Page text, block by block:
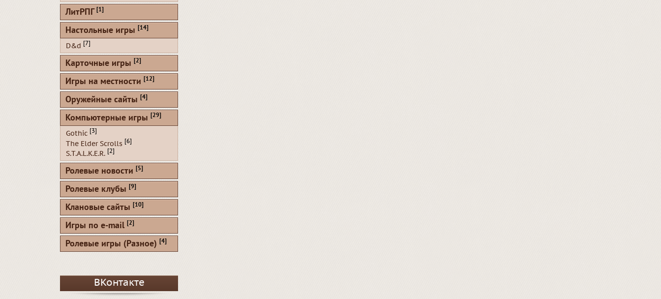
ЛитРПГ [1]
Настольные игры [14]
D&d [7]
Карточные игры [2]
Игры на местности [12]
Оружейные сайты [4]
Компьютерные игры [29]
Gothic [3]
The Elder Scrolls [6]
S.T.A.L.K.E.R. [2]
Ролевые новости [5]
Ролевые клубы [9]
Клановые сайты [10]
Игры по e-mail [2]
Ролевые игры (Разное) [4]
ВКонтакте